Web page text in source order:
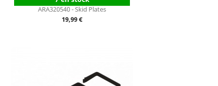
ARA320540 - Skid Plates
Prix
19,99 €